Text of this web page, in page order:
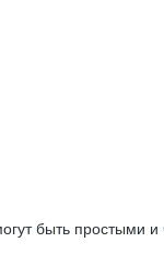
быть простыми